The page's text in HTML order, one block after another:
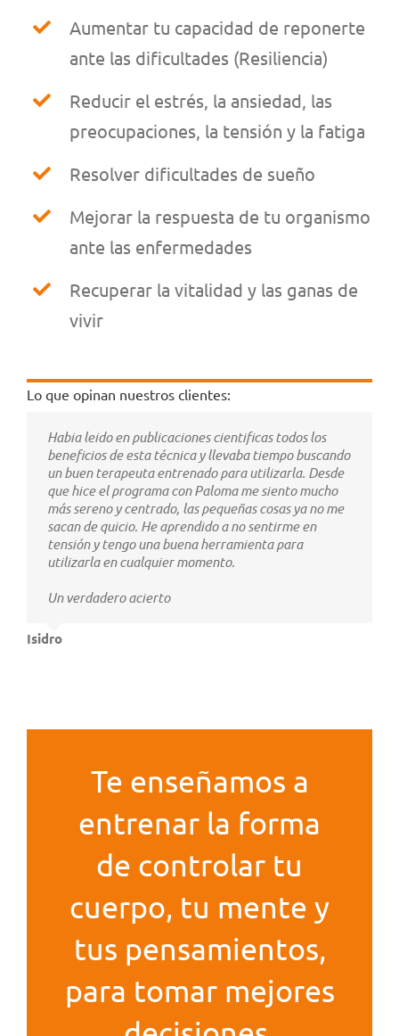
Aumentar tu capacidad de reponerte
ante las dificultades (Resiliencia)
Reducir el estrés, la ansiedad, las
preocupaciones, la tensión y la fatiga
Resolver dificultades de sueño
Mejorar la respuesta de tu organismo
ante las enfermedades
Recuperar la vitalidad y las ganas de
vivir
Lo que opinan nuestros clientes:
Habia leido en publicaciones cientificas todos los
beneficios de esta técnica y llevaba tiempo buscando
un buen terapeuta entrenado para utilizarla. Desde
que hice el programa con Paloma me siento mucho
más sereno y centrado, las pequeñas cosas ya no me
sacan de quicio. He aprendido a no sentirme en
tensión y tengo una buena herramienta para
utilizarla en cualquier momento.
Un verdadero acierto
Isidro
Te enseñamos a
entrenar la forma
de controlar tu
cuerpo, tu mente y
tus pensamientos,
para tomar mejores